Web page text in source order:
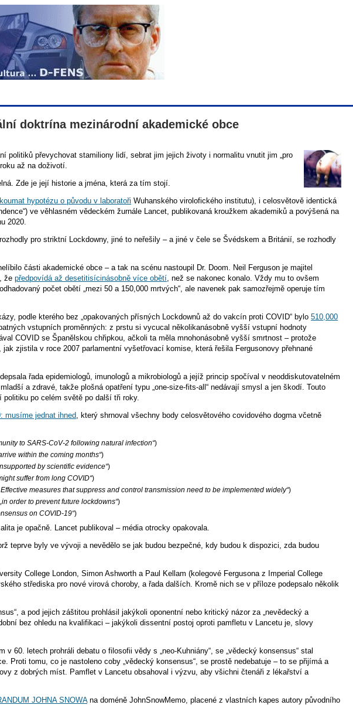
doktrína mezinárodní akademické obce
politiků převychovat stamiliony lidí, sebrat jim jejich životy i normalitu vnutit jim „pro
až na doživotí.
Zde je její historie a jména, která za tím stojí.
hypotézu o původu v laboratoři Wuhanského virolofického institutu), i celosvětově identická
ve věhlasném vědeckém žurnále Lancet, publikovaná kroužkem akademiků a povýšená na
2020.
pro striktní Lockdowny, jiné to neřešily – a jiné v čele se Švédskem a Británií, se rozhodly
části akademické obce – a tak na scénu nastoupil Dr. Doom. Neil Ferguson je majitel
žepředpovídá až desetitisícinásobně více obětí, než se nakonec konalo. Vždy mu to ovšem
počet obětí „mezi 50 a 150,000 mrtvých“, ale navenek pak samozřejmě operuje tím
podle kterého bez „opakovaných přísných Lockdownů až do vakcín proti COVID“ bylo510,000
vstupních proměnných: z prstu si vycucal několikanásobně vyšší vstupní hodnoty
COVID se Španělskou chřipkou, ačkoli ta měla mnohonásobně vyšší smrtnost – protože
, jak zjistila v roce 2007 parlamentní vyšetřovací komise, která řešila Fergusonovy přehnané
řada epidemiologů, imunologů a mikrobiologů a jejíž princip spočíval v neoddiskutovatelném
a zdravé, takže plošná opatření typu „one-size-fits-all“ nedávají smysl a jen škodí. Touto
po celém světě po další tři roky.
musíme jednat ihned, který shrnoval všechny body celosvětového covidového dogma včetně
to SARS-CoV-2 following natural infection“)
within the coming months“)
by scientific evidence“)
suffer from long COVID“)
measures that suppress and control transmission need to be implemented widely“)
„in order to prevent future lockdowns“)
on COVID-19“)
je opačně. Lancet publikoval – média otrocky opakovala.
teprve byly ve vývoji a nevědělo se jak budou bezpečné, kdy budou k dispozici, zda budou
College London, Simon Ashworth a Paul Kellam (kolegové Fergusona z Imperial College
střediska pro nové virová choroby, a řada dalších. Kromě nich se v příloze podepsalo několik
a pod jejich záštitou prohlásil jakýkoli oponentní nebo kritický názor za „nevědecký a
bez ohledu na kvalifikaci – jakýkoli dissentní postoj oproti pamfletu v Lancetu je, slovy
60. letech prohráli debatu o filosofii vědy s „neo-Kuhniány“, se „vědecký konsensus“ stal
tomu, co je nastoleno coby „vědecký konsensus“, se prostě nedebatuje – to se přijímá a
z dobrých míst. Pamflet v Lancetu obsahoval i výzvu, aby všichni čtenáři z lékařství a
JOHNA SNOWAna doméně JohnSnowMemo, placené z vlastních kapes autory původního